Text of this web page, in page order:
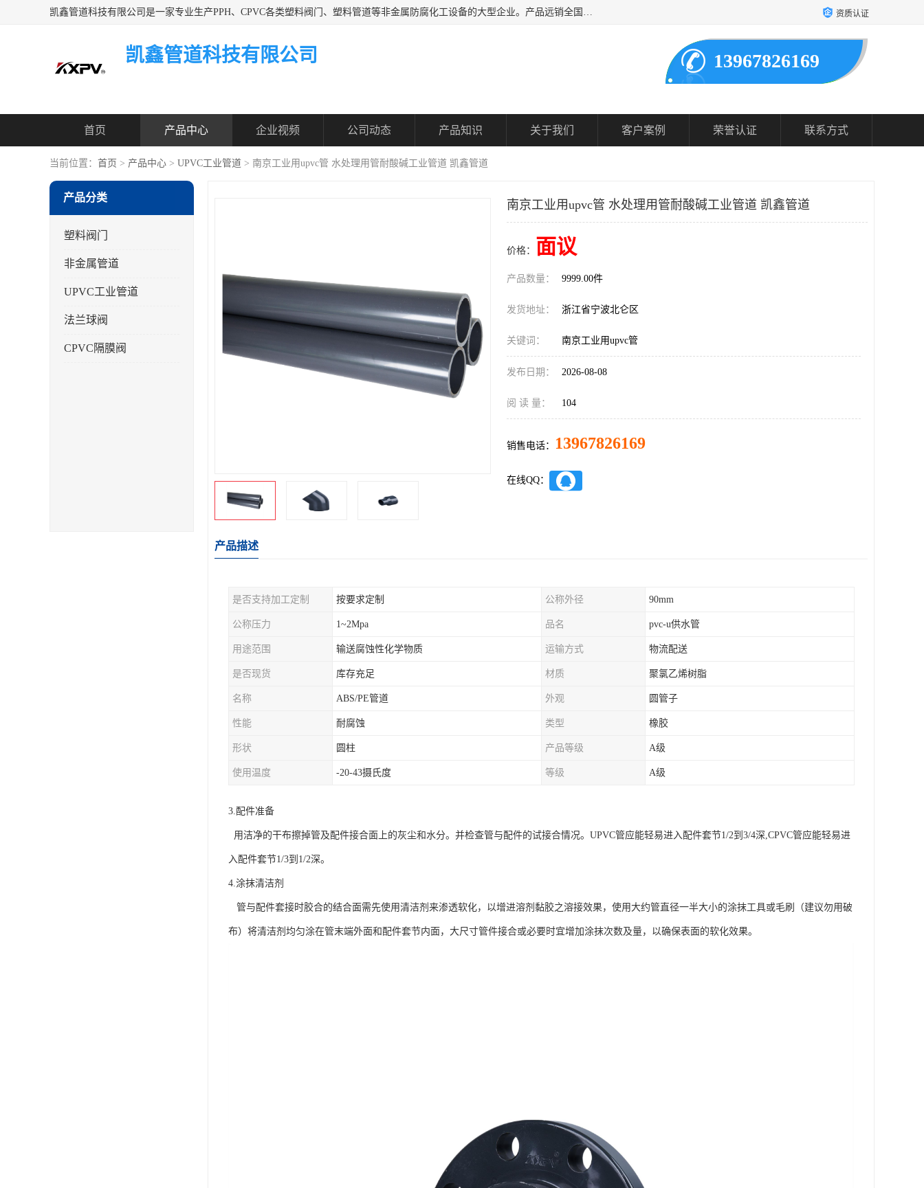
凯鑫管道科技有限公司是一家专业生产PPH、CPVC各类塑料阀门、塑料管道等非金属防腐化工设备的大型企业。产品远销全国三十一个省、市、自治区,广泛应用于化工、石油、氯碱、染料、制药、农药等行业，深受广大用户欢迎，是目前国内生产化工泵、阀门规模较大的生产基地之一。 资质认证
凯鑫管道科技有限公司 13967826169
首页 产品中心 企业视频 公司动态 产品知识 关于我们 客户案例 荣誉认证 联系方式
当前位置： 首页 > 产品中心 > UPVC工业管道 > 南京工业用upvc管 水处理用管耐酸碱工业管道 凯鑫管道
产品分类
塑料阀门
非金属管道
UPVC工业管道
法兰球阀
CPVC隔膜阀
南京工业用upvc管 水处理用管耐酸碱工业管道 凯鑫管道
价格： 面议
产品数量： 9999.00件
发货地址： 浙江省宁波北仑区
关键词： 南京工业用upvc管
发布日期： 2026-08-08
阅 读 量： 104
销售电话： 13967826169
在线QQ：
产品描述
是否支持加工定制 按要求定制 公称外径 90mm
公称压力 1~2Mpa 品名 pvc-u供水管
用途范围 输送腐蚀性化学物质 运输方式 物流配送
是否现货 库存充足 材质 聚氯乙烯树脂
名称 ABS/PE管道 外观 圆管子
性能 耐腐蚀 类型 橡胶
形状 圆柱 产品等级 A级
使用温度 -20-43摄氏度 等级 A级
3.配件准备
用洁净的干布擦掉管及配件接合面上的灰尘和水分。并检查管与配件的试接合情况。UPVC管应能轻易进入配件套节1/2到3/4深,CPVC管应能轻易进
入配件套节1/3到1/2深。
4.涂抹清洁剂
管与配件套接时胶合的结合面需先使用清洁剂来渗透软化，以增进溶剂黏胶之溶接效果，使用大约管直径一半大小的涂抹工具或毛刷（建议勿用破
布）将清洁剂均匀涂在管末端外面和配件套节内面，大尺寸管件接合或必要时宜增加涂抹次数及量，以确保表面的软化效果。